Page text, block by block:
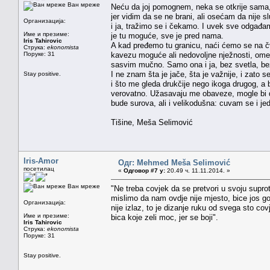
Ван мреже
Организација:
Име и презиме:
Iris Tahirovic
Струка: ekonomista
Поруке: 31
Stay positive.
Neću da joj pomognem, neka se otkrije
jer vidim da se ne brani, ali osećam da nije
i ja, tražimo se i čekamo. I uvek sve
je tu moguće, sve je pred nama.
A kad pređemo tu granicu, naći ćemo se na
kavezu moguće ali nedovoljne nježnosti,
sasvim mučno. Samo ona i ja, bez svetla,
I ne znam šta je jače, šta je važnije, i zato
i što me gleda drukčije nego ikoga drugog,
verovatno. Užasavaju me obaveze, mogle
bude surova, ali i velikodušna: cuvam se i
Tišine, Meša Selimović
Iris-Amor
посетилац
Ван мреже
Организација:
Име и презиме:
Iris Tahirovic
Струка: ekonomista
Поруке: 31
Stay positive.
Одг: Mehmed Meša Selimović
« Одговор #7 у: 20.49 ч. 11.11.2014. »
"Ne treba covjek da se pretvori u svoju
mislimo da nam ovdje nije mjesto, bice jos
nije izlaz, to je dizanje ruku od svega sto
bica koje zeli moc, jer se boji".